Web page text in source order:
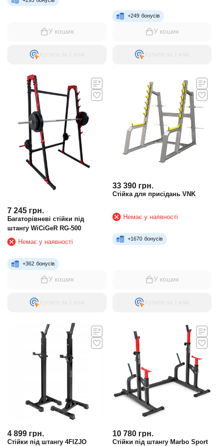
У кошик
+249 бонусів
У кошик
7 245 грн.
Багаторівневі стійки під
штангу WiCiGeR RG-500
Немає у наявності
+362 бонусів
У кошик
Купити за 1 клiк
33 390 грн.
Стійка для присідань VNK
Немає у наявності
+1670 бонусів
У кошик
Купити за 1 клiк
4 899 грн.
Стійки під штангу 4FIZJO
10 780 грн.
Стійки під штангу Marbo Sport